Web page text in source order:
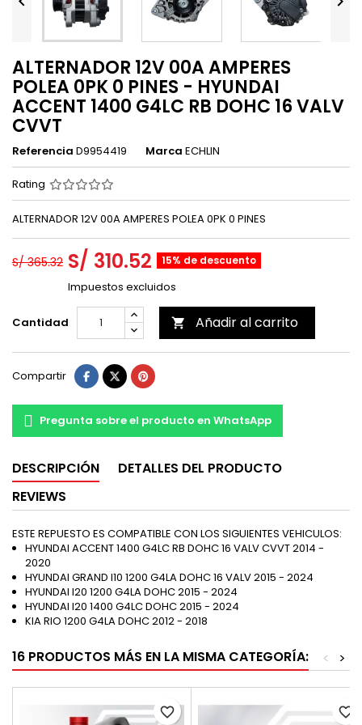
ALTERNADOR 12V 00A AMPERES
POLEA 0PK 0 PINES - HYUNDAI
ACCENT 1400 G4LC RB DOHC 16 VALV
CVVT
Referencia D9954419 Marca ECHLIN
Rating
ALTERNADOR 12V 00A AMPERES POLEA 0PK 0 PINES
S/ 365.32 S/ 310.52 15% de descuento
Impuestos excluidos
Cantidad  Añadir al carrito
Compartir
Pregunta sobre el producto en WhatsApp
DESCRIPCIÓN
DETALLES DEL PRODUCTO
REVIEWS
ESTE REPUESTO ES COMPATIBLE CON LOS SIGUIENTES VEHICULOS:
HYUNDAI ACCENT 1400 G4LC RB DOHC 16 VALV CVVT 2014 -
2020
HYUNDAI GRAND I10 1200 G4LA DOHC 16 VALV 2015 - 2024
HYUNDAI I20 1200 G4LA DOHC 2015 - 2024
HYUNDAI I20 1400 G4LC DOHC 2015 - 2024
KIA RIO 1200 G4LA DOHC 2012 - 2018
16 PRODUCTOS MÁS EN LA MISMA CATEGORÍA: >
<
favorite_border favorite_border